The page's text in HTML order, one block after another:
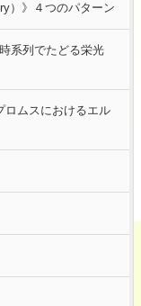
）》４つのパターン
系列でたどる栄光
ムスにおけるエル